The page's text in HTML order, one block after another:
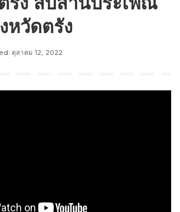
หวัดตรัง
ตุลาคม 12, 2022